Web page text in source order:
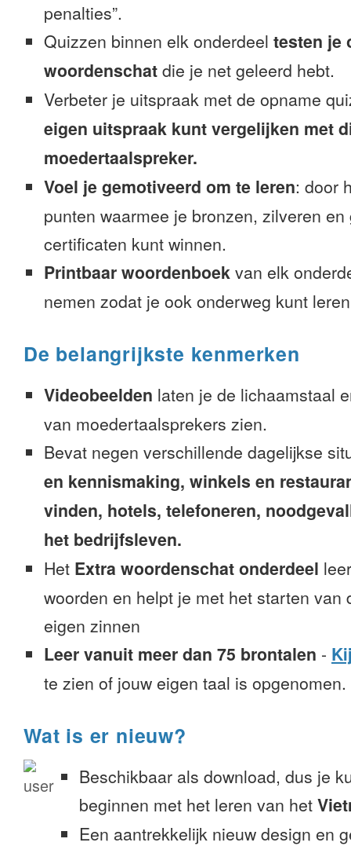
penalties”.
Quizzen binnen elk onderdeel testen je
woordenschat die je net geleerd hebt.
Verbeter je uitspraak met de opname
eigen uitspraak kunt vergelijken met
moedertaalspreker.
Voel je gemotiveerd om te leren: door
punten waarmee je bronzen, zilveren en
certificaten kunt winnen.
Printbaar woordenboek van elk
nemen zodat je ook onderweg kunt
De belangrijkste kenmerken
Videobeelden laten je de lichaamstaal
van moedertaalsprekers zien.
Bevat negen verschillende dagelijkse
en kennismaking, winkels en
vinden, hotels, telefoneren,
het bedrijfsleven.
Het Extra woordenschat onderdeel
woorden en helpt je met het starten van
eigen zinnen
Leer vanuit meer dan 75 brontalen -
te zien of jouw eigen taal is opgenomen.
Wat is er nieuw?
Beschikbaar als download, dus je
beginnen met het leren van het
Een aantrekkelijk nieuw design en